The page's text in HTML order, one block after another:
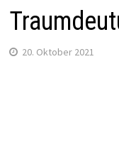
20. Oktober 2021